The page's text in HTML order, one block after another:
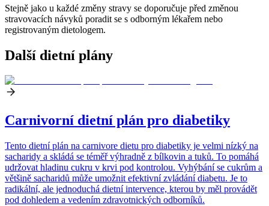
Stejně jako u každé změny stravy se doporučuje před změnou
stravovacích návyků poradit se s odborným lékařem nebo
registrovaným dietologem.
Další dietní plány
Carnivorní dietní plán pro diabetiky
Tento dietní plán na carnivore dietu pro diabetiky je velmi nízký na
sacharidy a skládá se téměř výhradně z bílkovin a tuků. To pomáhá
udržovat hladinu cukru v krvi pod kontrolou. Vyhýbání se cukrům a
většině sacharidů může umožnit efektivní zvládání diabetu. Je to
radikální, ale jednoduchá dietní intervence, kterou by měl provádět
pod dohledem a vedením zdravotnických odborníků.